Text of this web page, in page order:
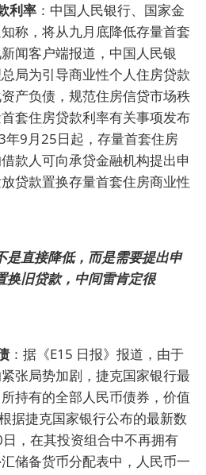
利率 ：中国人民银行、国家金
称，将从九月底降低存量首套
闻客户端报道，中国人民银
局为引导商业性个人住房贷款
产负债，规范住房信贷市场秩
套住房贷款利率有关事项发布
9月25日起，存量首套住房
款人可向承贷金融机构提出申
贷款置换存量首套住房商业性
是直接降低，而是需要提出申
换旧贷款，中间雷肯定很
：据《E15 日报》报道，由于
张局势加剧，捷克国家银行最
持有的全部人民币债券，价值
据捷克国家银行公布的最新数
，在其投资组合中不再拥有
储备货币分配表中，人民币一